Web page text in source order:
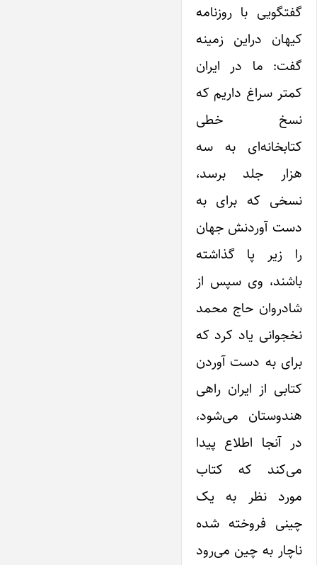
گفتگویی با روزنامه
کیهان در‌این زمینه
گفت: ما در‌ ایران
کمتر سراغ داریم که
نسخ خطی
کتابخانه‌ای به سه
هزار جلد برسد،
نسخی که برای به
دست آوردنش جهان
را زیر پا گذاشته
باشند، وی سپس از
شادروان حاج محمد
نخجوانی یاد کرد که
برای به دست آوردن
کتابی از‌ ایران راهی
هندوستان می‌شود،
در آنجا اطلاع پیدا
می‌کند که کتاب
مورد نظر به یک
چینی فروخته شده
ناچار به چین می‌رود